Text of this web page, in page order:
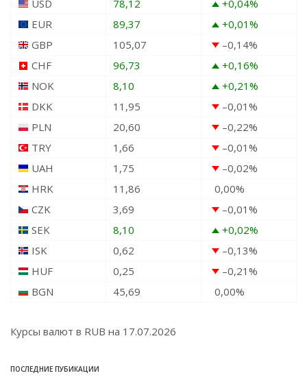
USD
78,12 +0,04%
EUR
89,37 +0,01%
GBP
105,07 –0,14%
CHF
96,73 +0,16%
NOK
8,10 +0,21%
DKK
11,95 –0,01%
PLN
20,60 –0,22%
TRY
1,66 –0,01%
UAH
1,75 –0,02%
HRK
11,86 0,00%
CZK
3,69 –0,01%
SEK
8,10 +0,02%
ISK
0,62 –0,13%
HUF
0,25 –0,21%
BGN
45,69 0,00%
Курсы валют в RUB на 17.07.2026
ПОСЛЕДНИЕ ПУБИКАЦИИ